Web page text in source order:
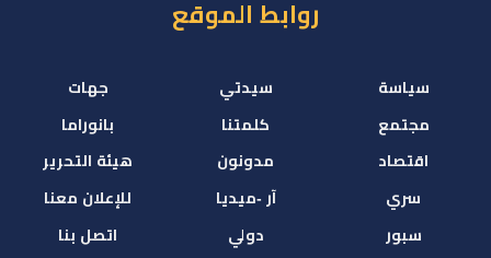
روابط الموقع
سياسة
مجتمع
اقتصاد
سري
سبور
سيدتي
كلمتنا
مدونون
آر -ميديا
دولي
جهات
بانوراما
هيئة التحرير
للإعلان معنا
اتصل بنا